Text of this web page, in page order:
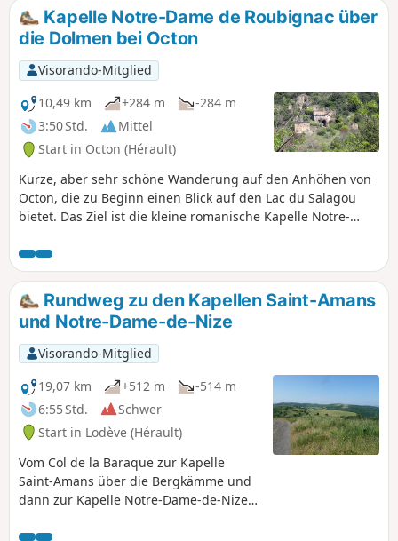
Kapelle Notre-Dame de Roubignac über
die Dolmen bei Octon
Visorando-Mitglied
10,49 km
+284 m
-284 m
3:50 Std.
Mittel
Start in Octon (Hérault)
Kurze, aber sehr schöne Wanderung auf den Anhöhen von
Octon, die zu Beginn einen Blick auf den Lac du Salagou
bietet. Das Ziel ist die kleine romanische Kapelle Notre-
Ziele: den Dolmen und die Ruinen der Burg von Octon, die
von der anderen Seite des Tals aus zu sehen sind.
Rundweg zu den Kapellen Saint-Amans
und Notre-Dame-de-Nize
Visorando-Mitglied
19,07 km
+512 m
-514 m
6:55 Std.
Schwer
Start in Lodève (Hérault)
Vom Col de la Baraque zur Kapelle
Saint-Amans über die Bergkämme und
dann zur Kapelle Notre-Dame-de-Nize